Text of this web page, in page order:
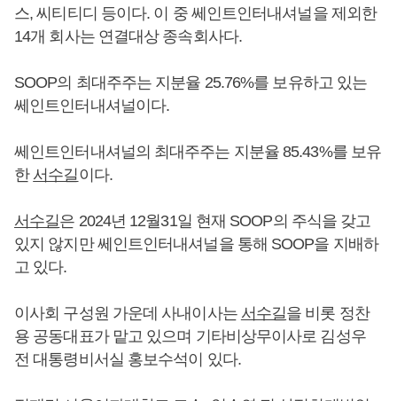
스, 씨티티디 등이다. 이 중 쎄인트인터내셔널을 제외한
14개 회사는 연결대상 종속회사다.
SOOP의 최대주주는 지분율 25.76%를 보유하고 있는
쎄인트인터내셔널이다.
쎄인트인터내셔널의 최대주주는 지분율 85.43%를 보유
한 서수길 이다.
서수길은 2024년 12월31일 현재 SOOP의 주식을 갖고
있지 않지만 쎄인트인터내셔널을 통해 SOOP을 지배하
고 있다.
이사회 구성원 가운데 사내이사는 서수길을 비롯 정찬
용 공동대표가 맡고 있으며 기타비상무이사로 김성우
전 대통령비서실 홍보수석이 있다.